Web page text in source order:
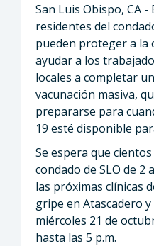
San Luis Obispo, CA -
residentes del
pueden proteger a la
ayudar a los
locales a completar
vacunación masiva,
prepararse para
19 esté disponible
Se espera que
condado de SLO de 2
las próximas clínicas
gripe en Atascadero
miércoles 21 de
hasta las 5 p.m.